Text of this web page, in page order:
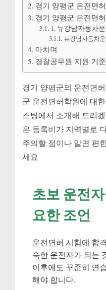
경기 양평군 운전면
경기 양평군 운전면
1. 뉴강남자동차
뉴강남자동차
마치며
경찰공무원 지원 기준
경기 양평군의 운전면
군 운전면허학원에 대
스팅에서 소개해 드리
은 등록비가 지역별로
주의할 점이나 알면 편
세요
초보 운전
요한 조언
운전면허 시험에 합
숙한 운전자가 되는
이후에도 꾸준히 연
해야 합니다.